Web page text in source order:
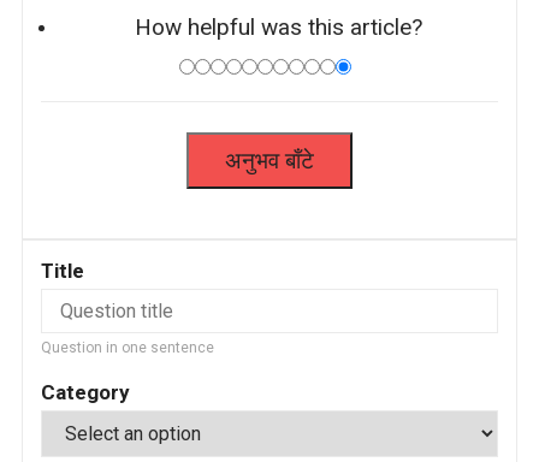
How helpful was this article?
Title
Question in one sentence
Category